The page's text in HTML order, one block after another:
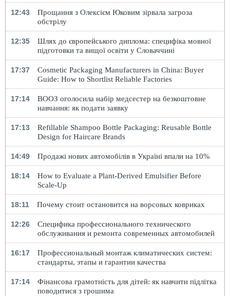
12:43
Прощання з Олексієм Юковим зірвала загроза
обстрілу
12:35
Шлях до європейського диплома: специфіка мовної
підготовки та вищої освіти у Словаччині
17:37
Cosmetic Packaging Manufacturers in China: Buyer
Guide: How to Shortlist Reliable Factories
17:14
ВООЗ оголосила набір медсестер на безкоштовне
навчання: як подати заявку
17:13
Refillable Shampoo Bottle Packaging: Reusable Bottle
Design for Haircare Brands
14:49 Продажі нових автомобілів в Україні впали на 10%
18:14
How to Evaluate a Plant-Derived Emulsifier Before
Scale-Up
18:11 Почему стоит остановится на ворсовых ковриках
12:26
Специфика профессионального технического
обслуживания и ремонта современных автомобилей
16:17
Профессиональный монтаж климатических систем:
стандарты, этапы и гарантии качества
17:14
Фінансова грамотність для дітей: як навчити підлітка
поводитися з грошима